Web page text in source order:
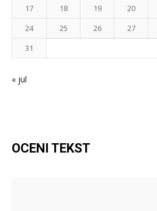
17
18 19 20
24
25 26 27
31
« jul
OCENI TEKST